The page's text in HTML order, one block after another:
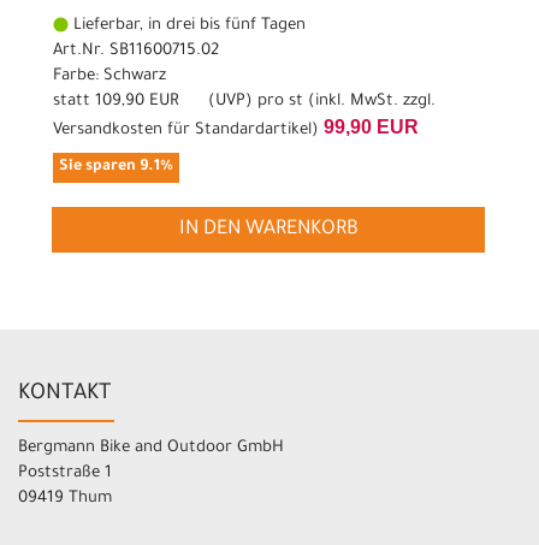
Lieferbar, in drei bis fünf Tagen
Art.Nr. SB11600715.02
Farbe: Schwarz
statt 109,90 EUR ( UVP) pro st (inkl. MwSt. zzgl.
Versandkosten für Standardartikel) 99,90 EUR
Sie sparen 9.1%
IN DEN WARENKORB
KONTAKT
Bergmann Bike and Outdoor GmbH
Poststraße 1
09419 Thum